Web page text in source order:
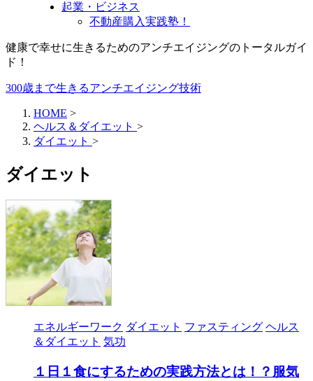
起業・ビジネス
不動産購入実践塾！
健康で幸せに生きるためのアンチエイジングのトータルガイ
ド！
300歳まで生きるアンチエイジング技術
HOME >
ヘルス＆ダイエット >
ダイエット >
ダイエット
エネルギーワーク ダイエット ファスティング ヘルス
＆ダイエット 気功
１日１食にするための実践方法とは！？服気